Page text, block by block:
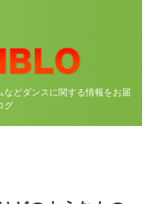
どダンスに関する情報をお届
グ